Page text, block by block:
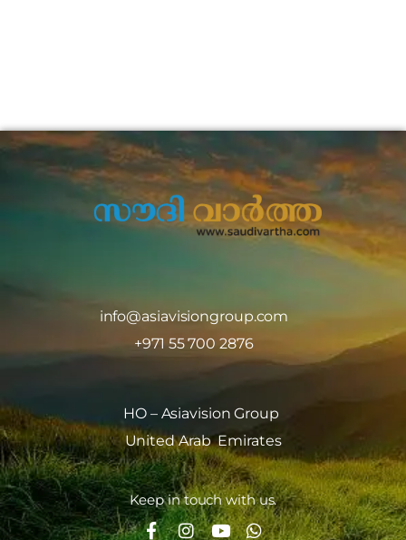
info@asiavisiongroup.com
+971 55 700 2876
HO – Asiavision Group
United Arab Emirates
Keep in touch with us.